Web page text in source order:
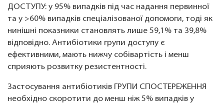
ДОСТУПУ: у 95% випадків під час надання первинної
та у >60% випадків спеціалізованої допомоги, тоді як
нинішні показники становлять лише 59,1% та 39,8%
відповідно. Антибіотики групи доступу є
ефективними, мають нижчу собівартість і менш
сприяють розвитку резистентності.
Застосування антибіотиків ГРУПИ СПОСТЕРЕЖЕННЯ
необхідно скоротити до менш ніж 5% випадків у